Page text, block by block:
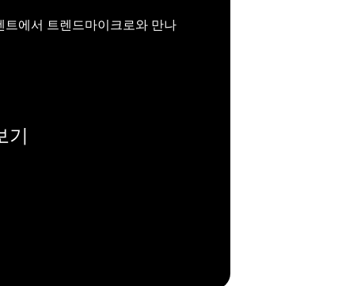
에서 트렌드마이크로와 만나
기